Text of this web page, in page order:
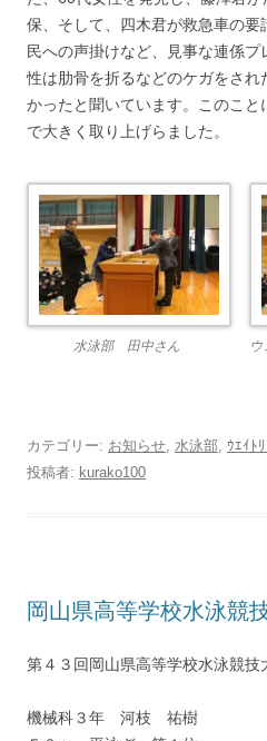
保、そして、四木君が救急車の
民への声掛けなど、見事な連係
性は肋骨を折るなどのケガをさ
かったと聞いています。このこ
で大きく取り上げらました。
水泳部 田中さん
カテゴリー: お知らせ 水泳部 ｳｴｲﾄ
投稿者: kurako100
岡山県高等学校水泳競
第４３回岡山県高等学校水泳競技
機械科３年 河枝 祐樹